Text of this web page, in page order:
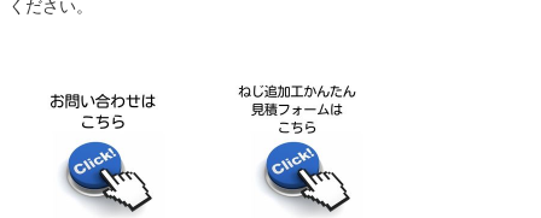
ください。